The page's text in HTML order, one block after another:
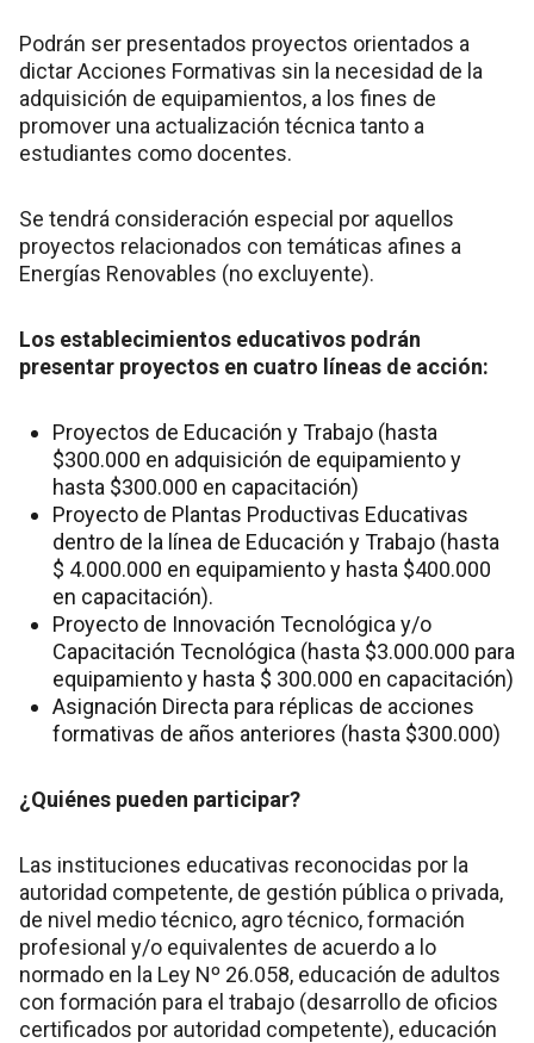
Podrán ser presentados proyectos orientados a
dictar Acciones Formativas sin la necesidad de la
adquisición de equipamientos, a los fines de
promover una actualización técnica tanto a
estudiantes como docentes.
Se tendrá consideración especial por aquellos
proyectos relacionados con temáticas afines a
Energías Renovables (no excluyente).
Los establecimientos educativos podrán
presentar proyectos en cuatro líneas de acción:
Proyectos de Educación y Trabajo (hasta
$300.000 en adquisición de equipamiento y
hasta $300.000 en capacitación)
Proyecto de Plantas Productivas Educativas
dentro de la línea de Educación y Trabajo (hasta
$ 4.000.000 en equipamiento y hasta $400.000
en capacitación).
Proyecto de Innovación Tecnológica y/o
Capacitación Tecnológica (hasta $3.000.000 para
equipamiento y hasta $ 300.000 en capacitación)
Asignación Directa para réplicas de acciones
formativas de años anteriores (hasta $300.000)
¿Quiénes pueden participar?
Las instituciones educativas reconocidas por la
autoridad competente, de gestión pública o privada,
de nivel medio técnico, agro técnico, formación
profesional y/o equivalentes de acuerdo a lo
normado en la Ley Nº 26.058, educación de adultos
con formación para el trabajo (desarrollo de oficios
certificados por autoridad competente), educación